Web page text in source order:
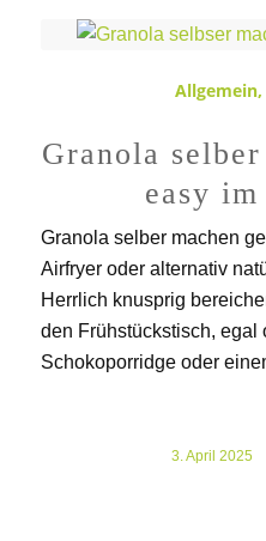
Allgemein,
Granola
easy
Granola selber machen
Airfryer oder alternativ
Herrlich knusprig
den Frühstückstisch, egal
Schokoporridge oder
3. April 2025
/